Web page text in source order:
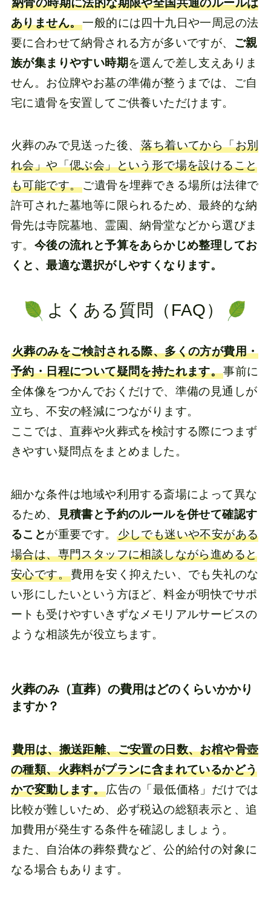
納骨の時期に法的な期限や全国共通のルールは
ありません。一般的には四十九日や一周忌の法
要に合わせて納骨される方が多いですが、
ご親
族が集まりやすい時期を選んで差し支えありま
せん。お位牌やお墓の準備が整うまでは、ご自
宅に遺骨を安置してご供養いただけます。
火葬のみで見送った後、落ち着いてから「お別
れ会」や「偲ぶ会」という形で場を設けること
も可能です。ご遺骨を埋葬できる場所は法律で
許可された墓地等に限られるため、最終的な納
骨先は寺院墓地、霊園、納骨堂などから選びま
す。 今後の流れと予算をあらかじめ整理してお
くと、最適な選択がしやすくなります。
よくある質問（FAQ）
火葬のみをご検討される際、多くの方が費用・
予約・日程について疑問を持たれます。事前に
全体像をつかんでおくだけで、準備の見通しが
立ち、不安の軽減につながります。
ここでは、直葬や火葬式を検討する際につまず
きやすい疑問点をまとめました。
細かな条件は地域や利用する斎場によって異な
るため、
見積書と予約のルールを併せて確認す
ることが重要です。 少しでも迷いや不安がある
場合は、専門スタッフに相談しながら進めると
安心です。費用を安く抑えたい、でも失礼のな
い形にしたいという方ほど、料金が明快でサポ
ートも受けやすいきずなメモリアルサービスの
ような相談先が役立ちます。
火葬のみ（直葬）の費用はどのくらいかかり
ますか？
費用は、搬送距離、ご安置の日数、お棺や骨壺
の種類、火葬料がプランに含まれているかどう
かで変動します。広告の「最低価格」だけでは
比較が難しいため、必ず税込の総額表示と、追
加費用が発生する条件を確認しましょう。
また、自治体の葬祭費など、公的給付の対象に
なる場合もあります。